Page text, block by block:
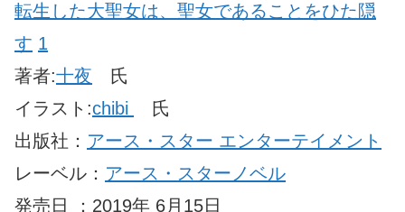
転生した大聖女は、聖女であることをひた隠
す 1
著者:十夜 氏
イラスト:chibi
氏
出版社： アース・スター エンターテイメント
レーベル： アース・スターノベル
発売日 ：2019年 6月15日